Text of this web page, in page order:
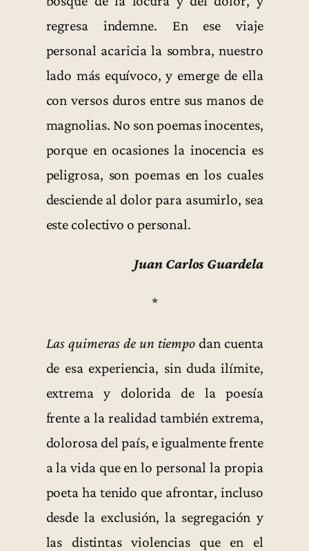
regresa indemne. En ese viaje
personal acaricia la sombra, nuestro
lado más equívoco, y emerge de ella
con versos duros entre sus manos de
magnolias. No son poemas inocentes,
porque en ocasiones la inocencia es
peligrosa, son poemas en los cuales
desciende al dolor para asumirlo, sea
este colectivo o personal.
Juan Carlos Guardela
*
Las quimeras de un tiempo dan cuenta
de esa experiencia, sin duda ilímite,
extrema y dolorida de la poesía
frente a la realidad también extrema,
dolorosa del país, e igualmente frente
a la vida que en lo personal la propia
poeta ha tenido que afrontar, incluso
desde la exclusión, la segregación y
las distintas violencias que en el